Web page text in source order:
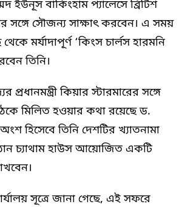
ইউনূস বাকিংহাম প্যালেসে ব্রিটিশ
সঙ্গে সৌজন্য সাক্ষাৎ করবেন। এ সময়
মর্যাদাপূর্ণ ‘কিংস চার্লস হারমনি
তিনি।
প্রধানমন্ত্রী কিয়ার স্টারমারের সঙ্গে
মিলিত হওয়ার কথা রয়েছে ড.
হিসেবে তিনি দেশটির খ্যাতনামা
চ্যাথাম হাউস আয়োজিত একটি
সূত্রে জানা গেছে, এই সফরে